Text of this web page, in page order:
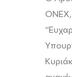
ONEX,